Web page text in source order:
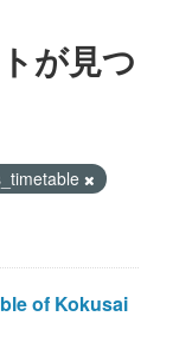
が見つ
of Kokusai